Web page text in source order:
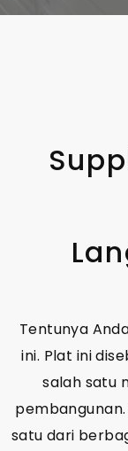
Tentunya
ini. Plat ini
salah satu
satu dari